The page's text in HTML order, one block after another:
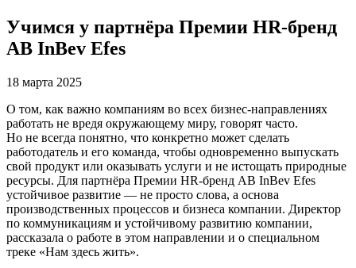
Учимся у партнёра Премии HR-бренд
AB InBev Efes
18 марта 2025
О том, как важно компаниям во всех бизнес-направлениях
работать не вредя окружающему миру, говорят часто.
Но не всегда понятно, что конкретно может сделать
работодатель и его команда, чтобы одновременно выпускать
свой продукт или оказывать услуги и не истощать природные
ресурсы. Для партнёра Премии HR-бренд AB InBev Efes
устойчивое развитие — не просто слова, а основа
производственных процессов и бизнеса компании. Директор
по коммуникациям и устойчивому развитию компании,
рассказала о работе в этом направлении и о специальном
треке «Нам здесь жить».